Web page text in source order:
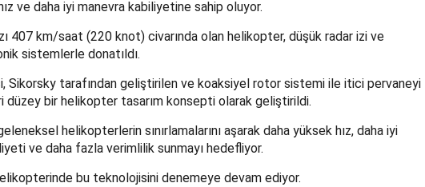
ve daha iyi manevra kabiliyetine sahip oluyor.
407 km/saat (220 knot) civarında olan helikopter, düşük radar izi ve
sistemlerle donatıldı.
Sikorsky tarafından geliştirilen ve koaksiyel rotor sistemi ile itici pervaneyi
düzey bir helikopter tasarım konsepti olarak geliştirildi.
helikopterlerin sınırlamalarını aşarak daha yüksek hız, daha iyi
ve daha fazla verimlilik sunmayı hedefliyor.
bu teknolojisini denemeye devam ediyor.